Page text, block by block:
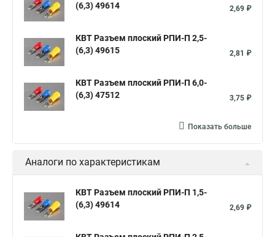
(6,3) 49614
2,69 ₽
КВТ Разъем плоский РПИ-П 2,5-
(6,3) 49615
2,81 ₽
КВТ Разъем плоский РПИ-П 6,0-
(6,3) 47512
3,75 ₽
Показать больше
Аналоги по характеристикам
КВТ Разъем плоский РПИ-П 1,5-
(6,3) 49614
2,69 ₽